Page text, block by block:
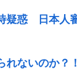
疑惑 日本人
ないのか？！